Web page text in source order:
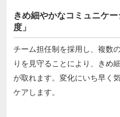
きめ細やかなコミュニケ
度」
チーム担任制を採用し、複数
りを見守ることにより、きめ
が取れます。変化にいち早く
ケアします。